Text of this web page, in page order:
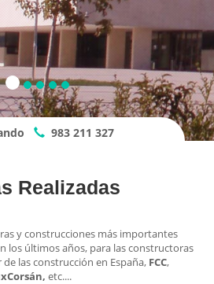
983 211 327
Realizadas
y construcciones más importantes
los últimos años, para las constructoras
las construcción en España, FCC,
Corsán, etc....